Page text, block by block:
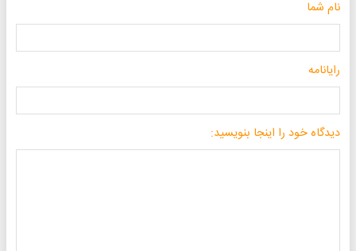
نام شما
رایانامه
دیدگاه خود را اینجا بنویسید: